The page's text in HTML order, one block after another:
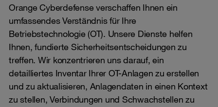
Orange Cyberdefense verschaffen Ihnen ein
umfassendes Verständnis für Ihre
Betriebstechnologie (OT). Unsere Dienste helfen
Ihnen, fundierte Sicherheitsentscheidungen zu
treffen. Wir konzentrieren uns darauf, ein
detailliertes Inventar Ihrer OT-Anlagen zu erstellen
und zu aktualisieren, Anlagendaten in einen Kontext
zu stellen, Verbindungen und Schwachstellen zu